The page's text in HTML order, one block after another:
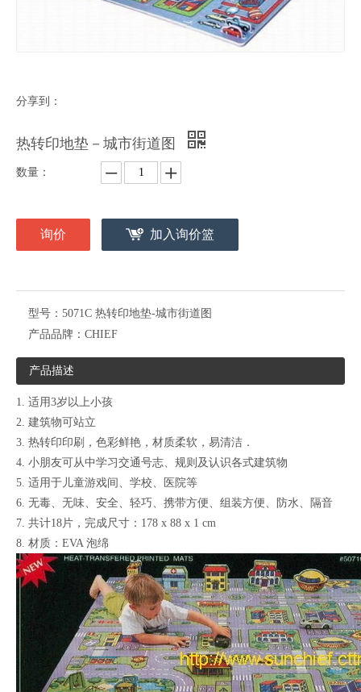
分享到：
热转印地垫－城市街道图
数量：
询价 加入询价篮
型号： 5071C 热转印地垫-城市街道图
产品品牌： CHIEF
产品描述
1. 适用3岁以上小孩
2. 建筑物可站立
3. 热转印印刷，色彩鲜艳，材质柔软，易清洁．
4. 小朋友可从中学习交通号志、规则及认识各式建筑物
5. 适用于儿童游戏间、学校、医院等
6. 无毒、无味、安全、轻巧、携带方便、组装方便、防水、隔音
7. 共计18片，完成尺寸：178 x 88 x 1 cm
8. 材质：EVA 泡绵